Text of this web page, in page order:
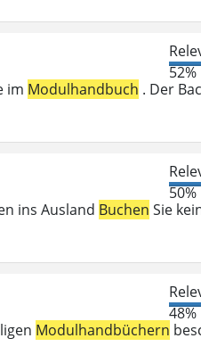
52%
im Modulhandbuch . Der
50%
ins Ausland Buchen Sie
48%
Modulhandbüchern